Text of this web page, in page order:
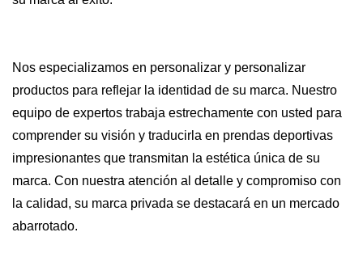
Nos especializamos en personalizar y personalizar
productos para reflejar la identidad de su marca. Nuestro
equipo de expertos trabaja estrechamente con usted para
comprender su visión y traducirla en prendas deportivas
impresionantes que transmitan la estética única de su
marca. Con nuestra atención al detalle y compromiso con
la calidad, su marca privada se destacará en un mercado
abarrotado.